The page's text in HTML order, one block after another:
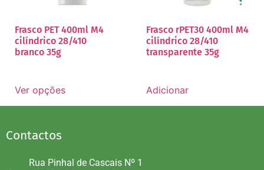
Frasco PET 400ml M4
cilíndrico 28/410
branco 35g
Ver opções
Frasco rPET30 400ml M4
cilíndrico 28/410
transparente 35g
Adicionar
Contactos
Rua Pinhal de Cascais Nº 1